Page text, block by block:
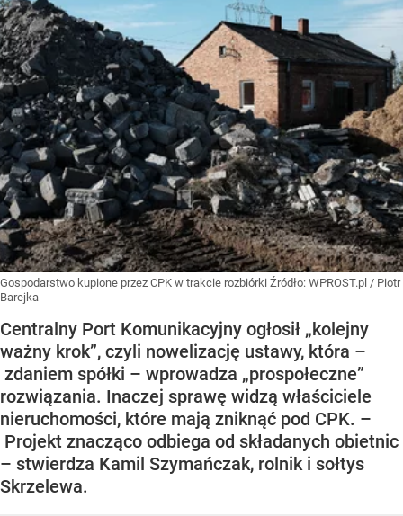
Gospodarstwo kupione przez CPK w trakcie rozbiórki Źródło: WPROST.pl / Piotr
Barejka
Centralny Port Komunikacyjny ogłosił „kolejny
ważny krok”, czyli nowelizację ustawy, która –
zdaniem spółki – wprowadza „prospołeczne”
rozwiązania. Inaczej sprawę widzą właściciele
nieruchomości, które mają zniknąć pod CPK. –
Projekt znacząco odbiega od składanych obietnic
– stwierdza Kamil Szymańczak, rolnik i sołtys
Skrzelewa.